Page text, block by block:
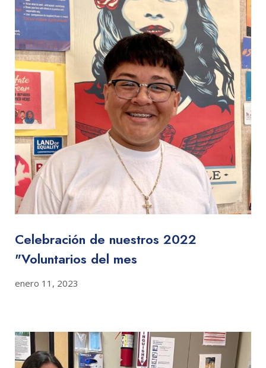
Celebración de nuestros 2022
"Voluntarios del mes
enero 11, 2023